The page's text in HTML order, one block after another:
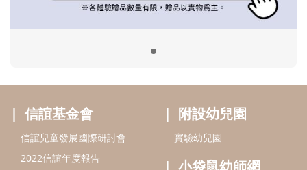
2023信誼年度報告
2024信誼年度報告
好孕袋
分齡育兒電子報
線上教養諮詢